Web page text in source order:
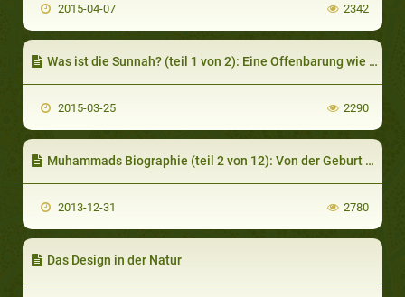
2015-04-07 2342
Was ist die Sunnah? (teil 1 von 2): Eine Offenbarung wie der Qur´an
2015-03-25 2290
Muhammads Biographie (teil 2 von 12): Von der Geburt zum Erwachsenen
2013-12-31 2780
Das Design in der Natur